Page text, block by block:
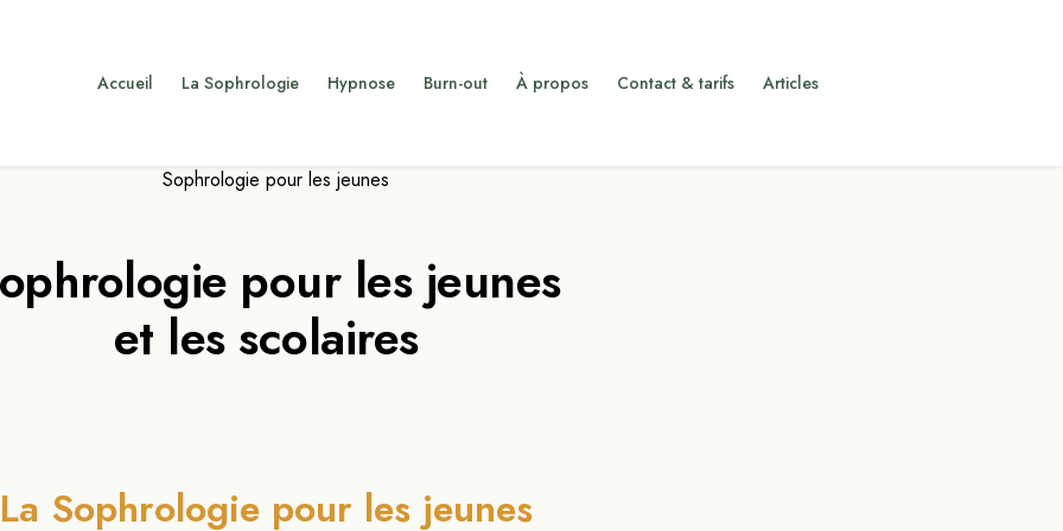
Accueil La Sophrologie Hypnose Burn-out À propos Contact & tarifs Articles
pour les jeunes
et les scolaires
La Sophrologie pour les jeunes